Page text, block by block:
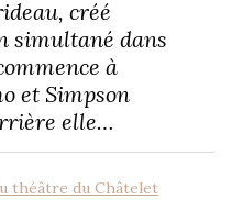
créé
simultané dans
à
et Simpson
elle…
théâtre du Châtelet